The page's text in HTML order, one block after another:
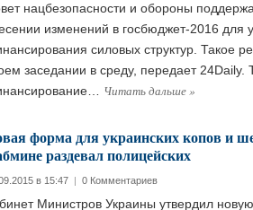
нацбезопасности и обороны
изменений в госбюджет-2016 для
силовых структур. Такое
заседании в среду, передает 24Daily.
Читать дальше»
форма для украинских копов и
раздевал полицейских
в 15:47 | 0 Комментариев
Министров Украины утвердил